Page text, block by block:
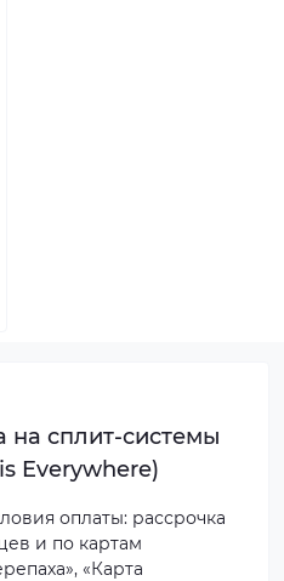
на сплит-системы
Everywhere)
оплаты: рассрочка
и по картам
«Карта